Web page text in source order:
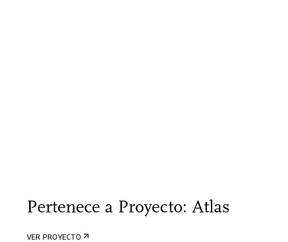
Pertenece a Proyecto: Atlas
VER PROYECTO